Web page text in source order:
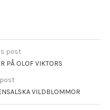
post
PÅ OLOF VIKTORS
VILDBLOMMOR